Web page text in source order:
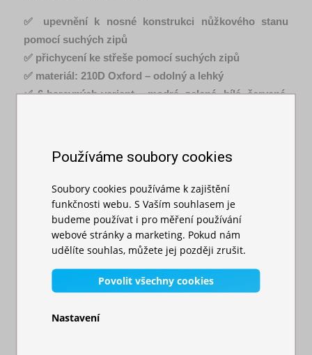
✅ upevnění k nosné konstrukci nůžkového stanu
pomocí suchých zipů
✅ přichycení ke střeše pomocí suchých zipů
✅ materiál: 210D Oxford – odolný a lehký
✅ 6 barevných variant – modrá, zelená, bílá, červená,
3 barevná provedení s dodáním do 2 dnů:
maskáčová, béžová, šedá
✅ možnost výroby plachty s oknem a dveřmi zároveň
✅ boční plachtu vám můžeme potisknout – váš
nůžkový stan tak bude působit profesionálně
✅ nekompatibilní se stany s hexagonovou konstrukcí
Používáme soubory cookies
Soubory cookies používáme k zajištění
funkčnosti webu. S Vaším souhlasem je
budeme používat i pro měření používání
webové stránky a marketing. Pokud nám
udělíte souhlas, můžete jej později zrušit.
Povolit všechny cookies
Nastavení